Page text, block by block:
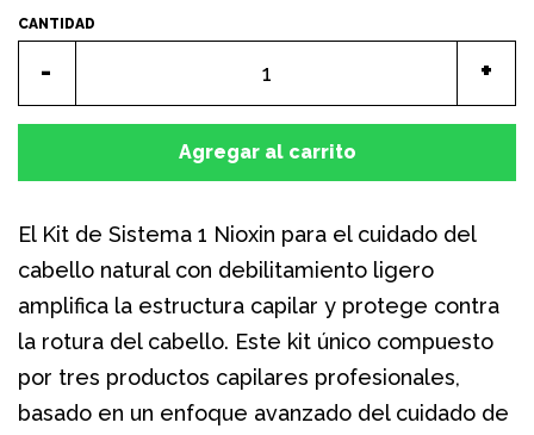
ENCUENTRANOS
INGRESAR
CREAR CUENTA
CANTIDAD
+
uno
-
uno
cantidad
de
artículos
Agregar al carrito
El Kit de Sistema 1 Nioxin para el cuidado del
cabello natural con debilitamiento ligero
amplifica la estructura capilar y protege contra
la rotura del cabello. Este kit único compuesto
por tres productos capilares profesionales,
basado en un enfoque avanzado del cuidado de